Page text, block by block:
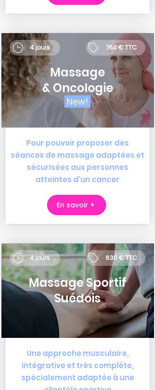
Massage
& Oncologie
New!
4 jours 760 € TTC
Pour pouvoir proposer des
séances de massage adaptées et
sécurisées aux personnes
atteintes d'un cancer
En savoir +
Massage Sportif
Suédois
4 jours 630 € TTC
Une approche musculaire,
intégrative et très complète,
spécialement adaptée à une